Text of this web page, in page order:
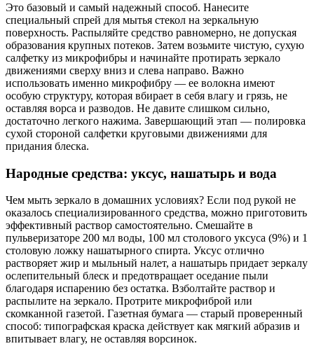
Это базовый и самый надежный способ. Нанесите
специальный спрей для мытья стекол на зеркальную
поверхность. Распыляйте средство равномерно, не допуская
образования крупных потеков. Затем возьмите чистую, сухую
салфетку из микрофибры и начинайте протирать зеркало
движениями сверху вниз и слева направо. Важно
использовать именно микрофибру — ее волокна имеют
особую структуру, которая вбирает в себя влагу и грязь, не
оставляя ворса и разводов. Не давите слишком сильно,
достаточно легкого нажима. Завершающий этап — полировка
сухой стороной салфетки круговыми движениями для
придания блеска.
Народные средства: уксус, нашатырь и вода
Чем мыть зеркало в домашних условиях? Если под рукой не
оказалось специализированного средства, можно приготовить
эффективный раствор самостоятельно. Смешайте в
пульверизаторе 200 мл воды, 100 мл столового уксуса (9%) и 1
столовую ложку нашатырного спирта. Уксус отлично
растворяет жир и мыльный налет, а нашатырь придает зеркалу
ослепительный блеск и предотвращает оседание пыли
благодаря испарению без остатка. Взболтайте раствор и
распылите на зеркало. Протрите микрофиброй или
скомканной газетой. Газетная бумага — старый проверенный
способ: типографская краска действует как мягкий абразив и
впитывает влагу, не оставляя ворсинок.